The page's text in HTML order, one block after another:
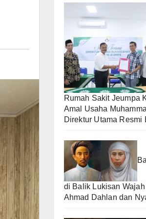
Rumah Sakit Jeumpa
Amal Usaha
Direktur Utama Resmi
di Balik Lukisan Wajah
Ahmad Dahlan dan